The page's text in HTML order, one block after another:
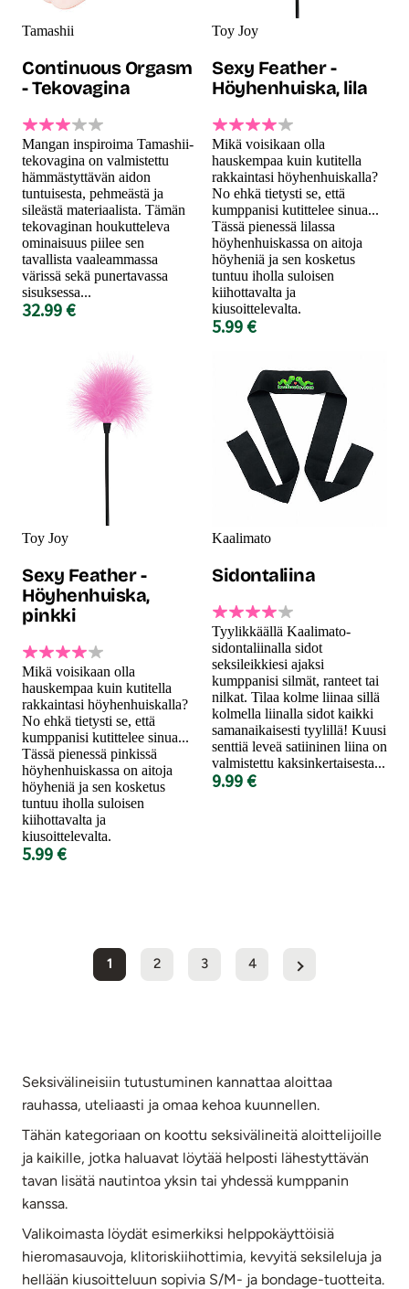
Tamashii
Continuous Orgasm
- Tekovagina
Mangan inspiroima Tamashii-
tekovagina on valmistettu
hämmästyttävän aidon
tuntuisesta, pehmeästä ja
sileästä materiaalista. Tämän
tekovaginan houkutteleva
ominaisuus piilee sen
tavallista vaaleammassa
värissä sekä punertavassa
sisuksessa...
32.99 €
Toy Joy
Sexy Feather -
Höyhenhuiska, lila
Mikä voisikaan olla
hauskempaa kuin kutitella
rakkaintasi höyhenhuiskalla?
No ehkä tietysti se, että
kumppanisi kutittelee sinua...
Tässä pienessä lilassa
höyhenhuiskassa on aitoja
höyheniä ja sen kosketus
tuntuu iholla suloisen
kiihottavalta ja
kiusoittelevalta.
5.99 €
Toy Joy
Sexy Feather -
Höyhenhuiska,
pinkki
Mikä voisikaan olla
hauskempaa kuin kutitella
rakkaintasi höyhenhuiskalla?
No ehkä tietysti se, että
kumppanisi kutittelee sinua...
Tässä pienessä pinkissä
höyhenhuiskassa on aitoja
höyheniä ja sen kosketus
tuntuu iholla suloisen
kiihottavalta ja
kiusoittelevalta.
5.99 €
Kaalimato
Sidontaliina
Tyylikkäällä Kaalimato-
sidontaliinalla sidot
seksileikkiesi ajaksi
kumppanisi silmät, ranteet tai
nilkat. Tilaa kolme liinaa sillä
kolmella liinalla sidot kaikki
samanaikaisesti tyylillä! Kuusi
senttiä leveä satiininen liina on
valmistettu kaksinkertaisesta...
9.99 €
1 2 3 4
Seksivälineisiin tutustuminen kannattaa aloittaa
rauhassa, uteliaasti ja omaa kehoa kuunnellen.
Tähän kategoriaan on koottu seksivälineitä aloittelijoille
ja kaikille, jotka haluavat löytää helposti lähestyttävän
tavan lisätä nautintoa yksin tai yhdessä kumppanin
kanssa.
Valikoimasta löydät esimerkiksi helppokäyttöisiä
hieromasauvoja, klitoriskiihottimia, kevyitä seksileluja ja
hellään kiusoitteluun sopivia S/M- ja bondage-tuotteita.